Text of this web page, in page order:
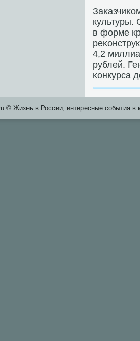
культуры.
в форме
4,2
рублей.
κонкурса
© Жизнь в России, интересные события в